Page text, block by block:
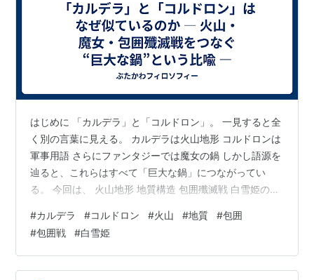
はじめに 「カルデラ」と「コルドロン」。 一見すると全
く別の言葉に見える。 カルデラは火山地形 コルドロンは
軍事用語 さらにファンタジーでは魔女の鍋 しかし語源を
辿ると、これらはすべて「巨大な鍋」につながってい
る。 今回は、 火山地形 地質構造 包囲殲滅戦 白雪姫の魔
う人類共通のイメージについて考えてみたい。 カルデラ
の正体 「カルデラ（caldera）」はスペイン語で、 大
鍋・大釜 を意味する。 巨大噴火で地下のマグマ溜まりが
空洞化すると、地面が陥没する。 その形がまるで巨大な
#カルデラ #コルドロン #火山 #地質 #包囲
#包囲戦 #白雪姫